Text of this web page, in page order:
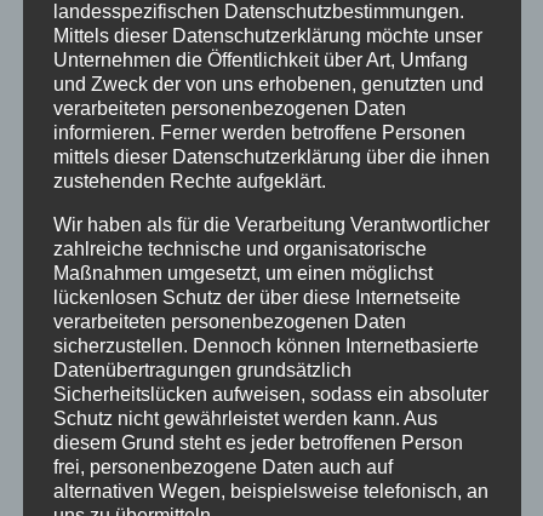
vernetzung@verschickungsheime.de, und
werdet vielleicht selbst Ansprechpartner
eures eigenen Heimes, so findet ihr am
schnellsten andere aus eurem Heim.
Mit der Bundeskoordination Kontakt
aufnehmen,um gezielt einem anderen
Betroffenen bei ZEUGNIS ABLEGEN einen
Brief per Mail zu schicken, der nicht
öffentlich sichtbar sein soll, unter: Buko-
orga-st@verschickungsheime.de
InsForumgehen, dort auch euren Bericht
reinstellen und dort mit anderen selbst
Kontakt aufnehmen
Beachtet auch diesePETITION. Wenn sie euch
landesspezifischen Datenschutzbestimmungen.
Mittels dieser Datenschutzerklärung möchte unser
Unternehmen die Öffentlichkeit über Art, Umfang
und Zweck der von uns erhobenen, genutzten und
verarbeiteten personenbezogenen Daten
informieren. Ferner werden betroffene Personen
mittels dieser Datenschutzerklärung über die ihnen
zustehenden Rechte aufgeklärt.
Wir haben als für die Verarbeitung Verantwortlicher
zahlreiche technische und organisatorische
Maßnahmen umgesetzt, um einen möglichst
lückenlosen Schutz der über diese Internetseite
verarbeiteten personenbezogenen Daten
sicherzustellen. Dennoch können Internetbasierte
Datenübertragungen grundsätzlich
Sicherheitslücken aufweisen, sodass ein absoluter
Schutz nicht gewährleistet werden kann. Aus
diesem Grund steht es jeder betroffenen Person
frei, personenbezogene Daten auch auf
alternativen Wegen, beispielsweise telefonisch, an